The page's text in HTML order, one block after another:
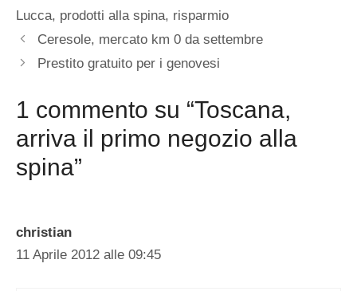
Lucca, prodotti alla spina, risparmio
Ceresole, mercato km 0 da settembre
Prestito gratuito per i genovesi
1 commento su “Toscana,
arriva il primo negozio alla
spina”
christian
11 Aprile 2012 alle 09:45